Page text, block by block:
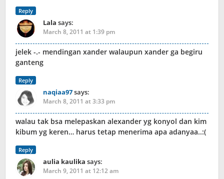
Reply
Lala says:
March 8, 2011 at 1:39 pm
jelek -.- mendingan xander walaupun xander ga begiru
ganteng
Reply
naqiaa97says:
March 8, 2011 at 3:33 pm
walau tak bsa melepaskan alexander yg konyol dan kim
kibum yg keren… harus tetap menerima apa adanyaa..:(
Reply
aulia kaulika says:
March 9, 2011 at 12:12 am